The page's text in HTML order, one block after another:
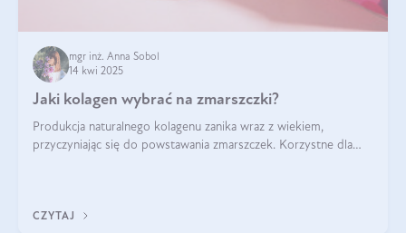
mgr inż. Anna Sobol
14 kwi 2025
Jaki kolagen wybrać na zmarszczki?
Produkcja naturalnego kolagenu zanika wraz z wiekiem,
przyczyniając się do powstawania zmarszczek. Korzystne dla
CZYTAJ